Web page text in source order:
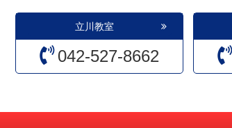
立川教室
042-527-8662